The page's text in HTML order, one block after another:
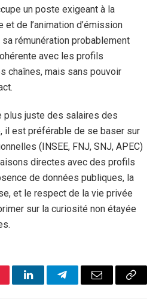
un poste exigeant à la
de l’animation d’émission
rémunération probablement
avec les profils
chaînes, mais sans pouvoir
plus juste des salaires des
il est préférable de se baser sur
(INSEE, FNJ, SNJ, APEC)
directes avec des profils
de données publiques, la
et le respect de la vie privée
sur la curiosité non étayée
LinkedInTelegramEmail
Copy